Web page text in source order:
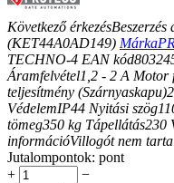
Következő érkezésBeszerzés
(KET44A0AD149) Márka
TECHNO-4 EAN kód
Áramfelvétel1,2 - 2 A Motor
teljesítmény (Szárnyaskapu)
VédelemIP44 Nyitási szög
tömeg350 kg Tápellátás230
információVillogót nem
Jutalompontok: pont
+
−